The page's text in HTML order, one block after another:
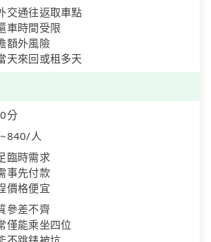
交通往返取車點
車時間受限
額外風險
天來回或租多天
分
人
臨時需求
事先付款
價格便宜
參差不齊
僅能乘坐四位